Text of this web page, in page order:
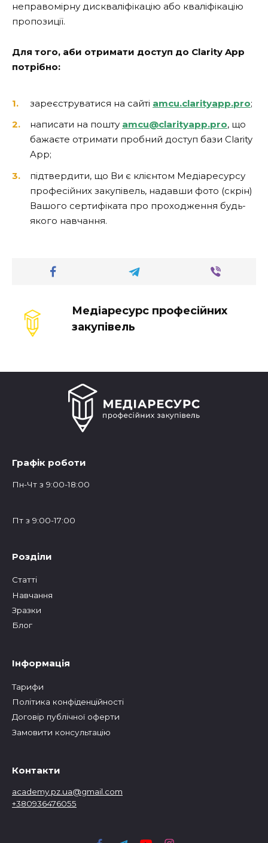
неправомірну дискваліфікацію або кваліфікацію
пропозиції.
Для того, аби отримати доступ до Clarity App
потрібно:
зареєструватися на сайті amcu.clarityapp.pro;
написати на пошту amcu@clarityapp.pro, що
бажаєте отримати пробний доступ бази Clarity
App;
підтвердити, що Ви є клієнтом Медіаресурсу
професійних закупівель, надавши фото (скрін)
Вашого сертифіката про проходження будь-
якого навчання.
Медіаресурс професійних
закупівель
Графік роботи
Пн-Чт з 9:00-18:00
Пт з 9:00-17:00
Розділи
Статтi
Навчання
Зразки
Блог
Інформація
Тарифи
Політика конфіденційності
Договір публічної оферти
Замовити консультацію
Контакти
academy.pz.ua@gmail.com
+380936476055